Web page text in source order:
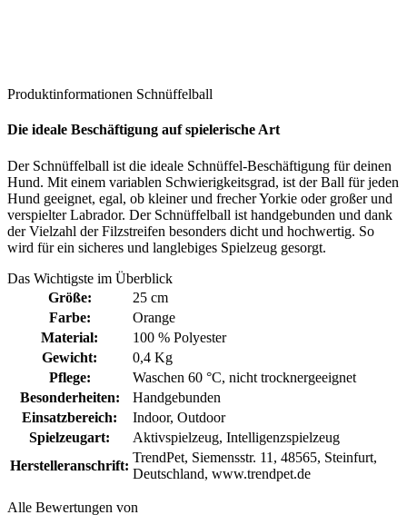
Produktinformationen Schnüffelball
Die ideale Beschäftigung auf spielerische Art
Der Schnüffelball ist die ideale Schnüffel-Beschäftigung für deinen
Hund. Mit einem variablen Schwierigkeitsgrad, ist der Ball für jeden
Hund geeignet, egal, ob kleiner und frecher Yorkie oder großer und
verspielter Labrador. Der Schnüffelball ist handgebunden und dank
der Vielzahl der Filzstreifen besonders dicht und hochwertig. So
wird für ein sicheres und langlebiges Spielzeug gesorgt.
Das Wichtigste im Überblick
Größe:
25 cm
Farbe:
Orange
Material:
100 % Polyester
Gewicht:
0,4 Kg
Pflege:
Waschen 60 °C, nicht trocknergeeignet
Besonderheiten:
Handgebunden
Einsatzbereich:
Indoor, Outdoor
Spielzeugart:
Aktivspielzeug, Intelligenzspielzeug
Herstelleranschrift:
TrendPet, Siemensstr. 11, 48565, Steinfurt,
Deutschland, www.trendpet.de
Alle Bewertungen von